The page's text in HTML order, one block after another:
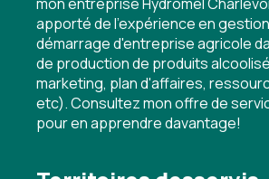
apporté de l'expérience en
démarrage d'entreprise agricole
de production de produits
marketing, plan d'affaires,
etc). Consultez mon offre de
pour en apprendre davantage!